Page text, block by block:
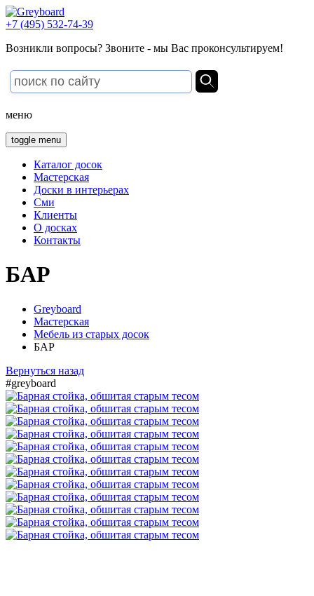
+7 (495) 532-74-39
Возникли вопросы? Звоните - мы Вас проконсультируем!
меню
toggle menu
Каталог досок
Мастерская
Доски в интерьерах
Сми
Клиенты
О досках
Контакты
БАР
Greyboard
Мастерская
Мебель из старых досок
БАР
Вернуться назад
#greyboard